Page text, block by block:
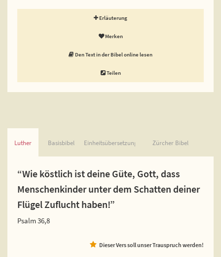
Erläuterung
Merken
Den Text in der Bibel online lesen
Teilen
Luther Basisbibel Einheitsübersetzung Zürcher Bibel
“Wie köstlich ist deine Güte, Gott, dass
Menschenkinder unter dem Schatten deiner
Flügel Zuflucht haben!”
Psalm 36,8
Dieser Vers soll unser Trauspruch werden!